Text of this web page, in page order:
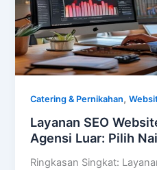
Catering & Pernikahan,
Layanan SEO
Agensi Luar: Pilih
Ringkasan Singkat: